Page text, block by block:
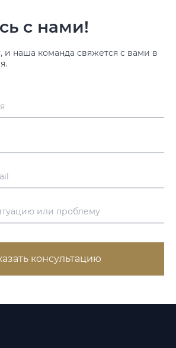
с нами!
и наша команда свяжется с вами в
консультацию